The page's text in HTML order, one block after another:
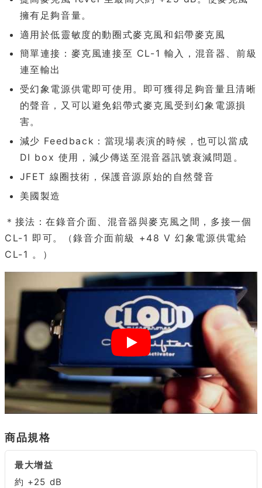
擁有足夠音量。
適用於低靈敏度的動圈式麥克風和鋁帶麥克風
簡單連接：麥克風連接至 CL-1 輸入，混音器、前級
連至輸出
受幻象電源供電即可使用。即可獲得足夠音量且清晰
的聲音，又可以避免鋁帶式麥克風受到幻象電源損
害。
減少 Feedback：當現場表演的時候，也可以當成
DI box 使用，減少傳送至混音器訊號衰減問題。
JFET 線圈技術，保護音源原始的自然聲音
美國製造
＊接法：在錄音介面、混音器與麥克風之間，多接一個
CL-1 即可。（錄音介面前級 +48 V 幻象電源供電給
CL-1 。）
商品規格
最大增益
約 +25 dB